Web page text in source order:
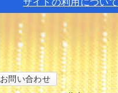
サイトの利用について
お問い合わせ